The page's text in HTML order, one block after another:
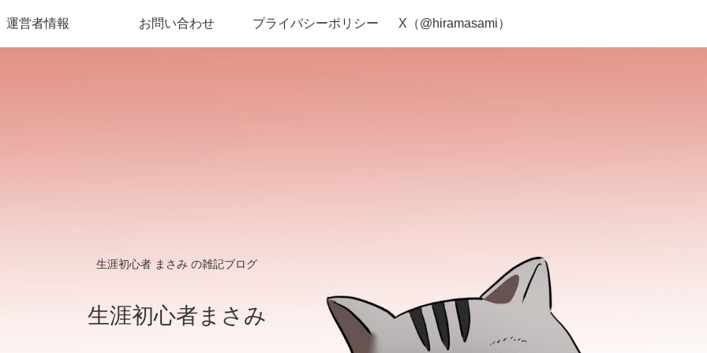
生涯初心者 まさみ の雑記ブログ
生涯初心者まさみ
運営者情報 お問い合わせ プライバシーポリシー X（@hiramasami）